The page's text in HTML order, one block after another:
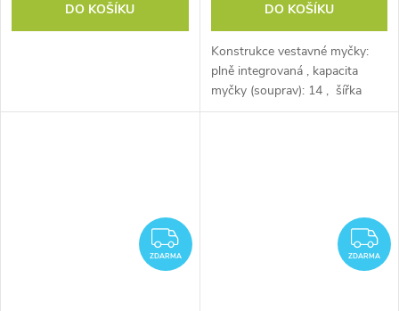
DO KOŠÍKU DO KOŠÍKU
Konstrukce vestavné myčky:
plně integrovaná , kapacita
myčky (souprav): 14 , šířka
myčky (cm): 60 , energetická
ZDARMA
ZDARMA ZDARMA